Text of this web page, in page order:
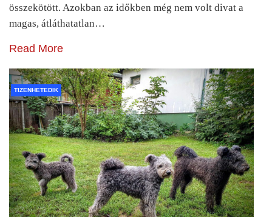
összekötött. Azokban az időkben még nem volt divat a
magas, átláthatatlan…
Read More
TIZENHETEDIK